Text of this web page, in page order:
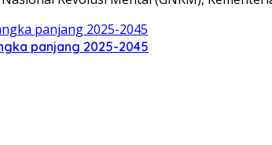
panjang 2025-2045